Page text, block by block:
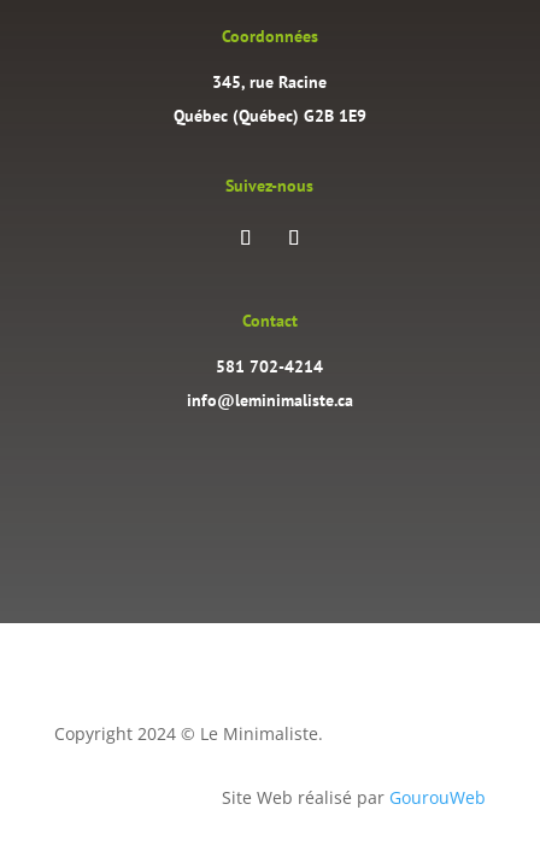
Coordonnées
345, rue Racine
Québec (Québec) G2B 1E9
Suivez-nous
Contact
581 702-4214
info@leminimaliste.ca
Copyright 2024 © Le Minimaliste.
Site Web réalisé par GourouWeb